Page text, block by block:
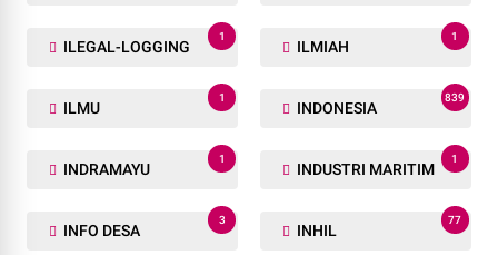
ILEGAL-LOGGING
1
ILMIAH
1
ILMU
1
INDONESIA
839
INDRAMAYU
1
INDUSTRI MARITIM
1
INFO DESA
3
INHIL
77